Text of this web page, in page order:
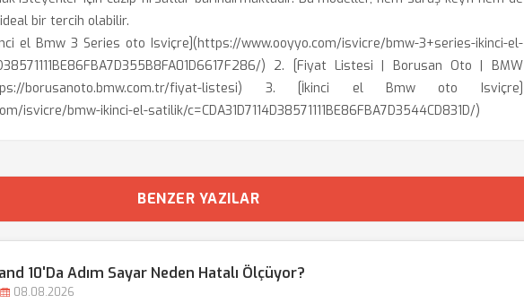
bir tercih olabilir.
el Bmw 3 Series oto Isviçre](https://www.ooyyo.com/isvicre/bmw-3+series-ikinci-el-
) 2. [Fiyat Listesi | Borusan Oto | BMW
borusanoto.bmw.com.tr/fiyat-listesi) 3. [İkinci el Bmw oto Isviçre]
isvicre/bmw-ikinci-el-satilik/c=CDA31D7114D38571111BE86FBA7D3544CD831D/)
BENZER YAZILAR
10'da Adım Sayar Neden Hatalı Ölçüyor?
08.08.2026